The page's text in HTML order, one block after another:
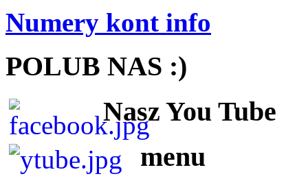
Numery kont info
POLUB NAS :)
Nasz You Tube
menu